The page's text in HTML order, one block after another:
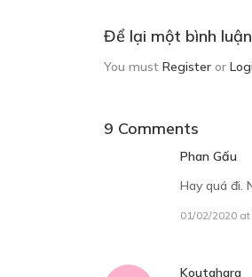
Để lại một bình luận
You must Register or
9 Comments
Phan Gấu
Hay quá đi.
01/02/2020 at
Koutahara